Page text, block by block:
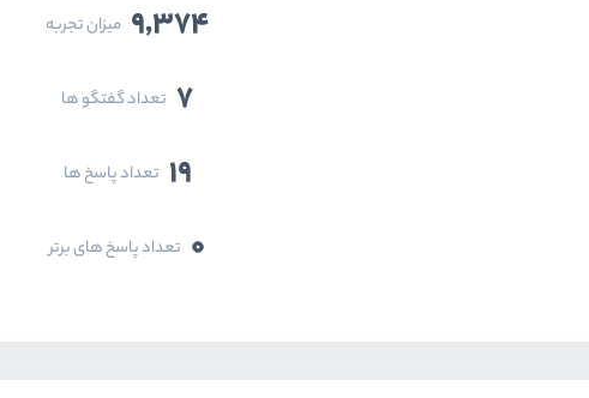
9,374 میزان تجربه
7 تعداد گفتگو ها
19 تعداد پاسخ ها
0 تعداد پاسخ های برتر